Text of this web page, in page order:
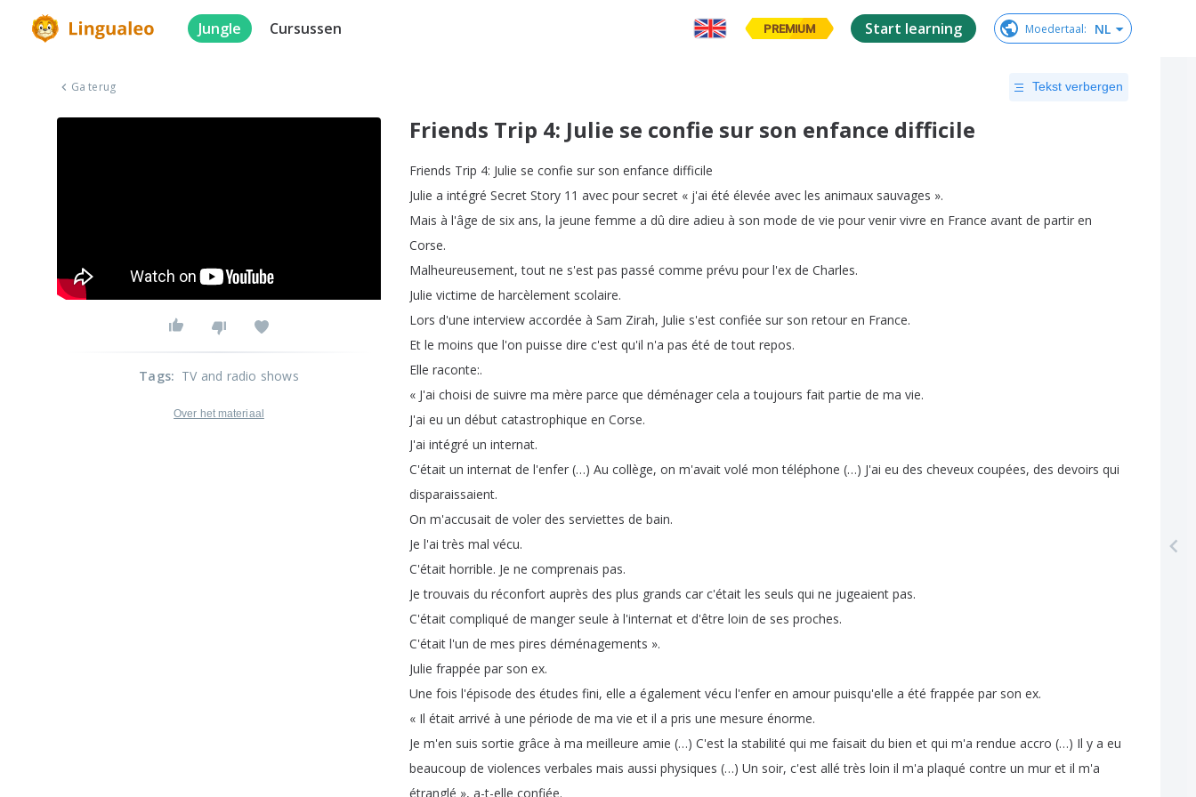
Jungle Cursussen PREMIUM Start learning Moedertaal: NL
Ga terug Tekst verbergen
Friends Trip 4: Julie se confie sur son enfance difficile
Friends Trip 4: Julie se confie sur son enfance difficile
Julie a intégré Secret Story 11 avec pour secret « j'ai été élevée avec les animaux sauvages ».
Mais à l'âge de six ans, la jeune femme a dû dire adieu à son mode de vie pour venir vivre en France avant de partir en
Corse.
Malheureusement,tout ne s'est pas passé comme prévu pour l'ex de Charles.
Julie victime de harcèlement scolaire.
Lors d'une interview accordée à Sam Zirah, Julie s'est confiée sur son retour en France.
Et le moins que l'on puisse dire c'est qu'il n'a pas été de tout repos.
Elle raconte:.
« J'ai choisi de suivre ma mère parce que déménager cela a toujours fait partie de ma vie.
J'ai eu un début catastrophique en Corse.
J'ai intégré un internat.
C'était un internat de l'enfer (…) Au collège, on m'avait volé mon téléphone (…) J'ai eu des cheveux coupées, des devoirs qui
disparaissaient.
On m'accusait de voler des serviettes de bain.
Je l'ai très mal vécu.
C'était horrible. Je ne comprenais pas.
Je trouvais du réconfort auprès des plus grands car c'était les seuls qui ne jugeaient pas.
C'était compliqué de manger seule à l'internat et d'être loin de ses proches.
C'était l'un de mes pires déménagements ».
Julie frappée par son ex.
Une fois l'épisode des études fini, elle a également vécu l'enfer en amour puisqu'elle a été frappée par son ex.
« Il était arrivé à une période de ma vie et il a pris une mesure énorme.
Je m'en suis sortie grâce à ma meilleure amie (…) C'est la stabilité qui me faisait du bien et qui m'a rendue accro (…) Il y a eu
beaucoup de violences verbales mais aussi physiques (…) Un soir, c'est allé très loin il m'a plaqué contre un mur et il m'a
étranglé », a-t-elle confiée.
Tags: TV and radio shows
Over het materiaal